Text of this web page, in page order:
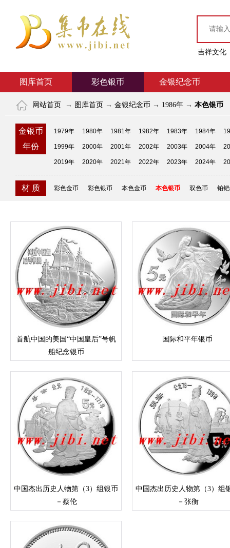
吉祥文化
图库首页 彩色银币 金银纪念币
网站首页 → 图库首页 → 金银纪念币 → 1986年 → 本色银币
金银币
年份
1979年 1980年 1981年 1982年 1983年 1984年
1999年 2000年 2001年 2002年 2003年 2004年
2019年 2020年 2021年 2022年 2023年 2024年
材 质 彩色金币 彩色银币 本色金币 本色银币 双色币 铂
首航中国的美国“中国皇后”号帆
船纪念银币
国际和平年银币
中国杰出历史人物第（3）组银币
－蔡伦
中国杰出历史人物第（3）组
－张衡